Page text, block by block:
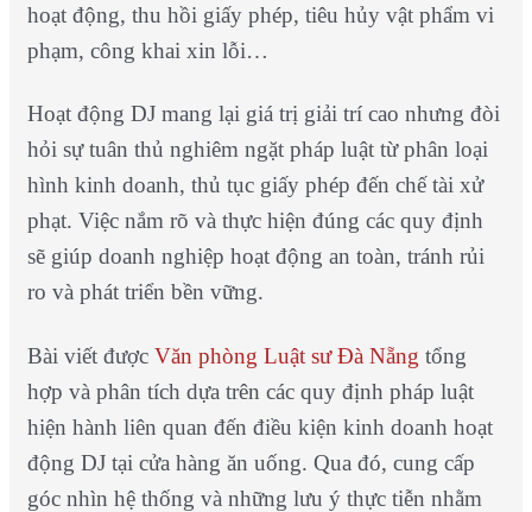
hoạt động, thu hồi giấy phép, tiêu hủy vật phẩm vi
phạm, công khai xin lỗi…
Hoạt động DJ mang lại giá trị giải trí cao nhưng đòi
hỏi sự tuân thủ nghiêm ngặt pháp luật từ phân loại
hình kinh doanh, thủ tục giấy phép đến chế tài xử
phạt. Việc nắm rõ và thực hiện đúng các quy định
sẽ giúp doanh nghiệp hoạt động an toàn, tránh rủi
ro và phát triển bền vững.
Bài viết được Văn phòng Luật sư Đà Nẵng tổng
hợp và phân tích dựa trên các quy định pháp luật
hiện hành liên quan đến điều kiện kinh doanh hoạt
động DJ tại cửa hàng ăn uống. Qua đó, cung cấp
góc nhìn hệ thống và những lưu ý thực tiễn nhằm